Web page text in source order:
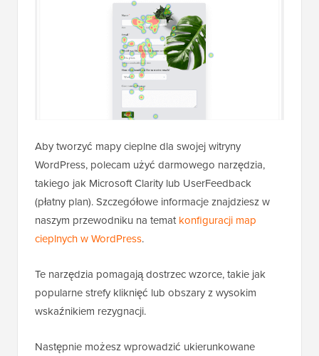
Aby tworzyć mapy cieplne dla swojej witryny
WordPress, polecam użyć darmowego narzędzia,
takiego jak Microsoft Clarity lub UserFeedback
(płatny plan). Szczegółowe informacje znajdziesz w
naszym przewodniku na tematkonfiguracji map
cieplnych w WordPress.
Te narzędzia pomagają dostrzec wzorce, takie jak
popularne strefy kliknięć lub obszary z wysokim
wskaźnikiem rezygnacji.
Następnie możesz wprowadzić ukierunkowane